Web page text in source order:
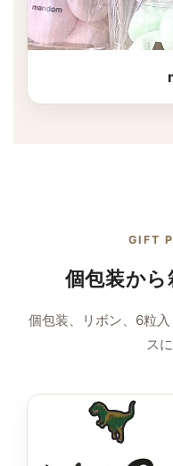
GIFT
個包装か
個包装、リボン、6粒
ス